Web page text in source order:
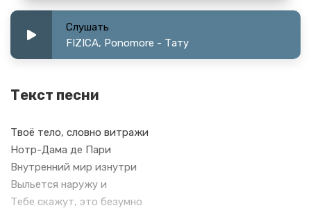
Слушать
FIZICA, Ponomore - Тату
Текст песни
Твоё тело, словно витражи
Нотр-Дама де Пари
Внутренний мир изнутри
Выльется наружу и
Тебе скажут, это безумно